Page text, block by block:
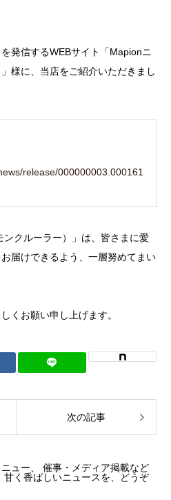
発信するWEBサイト「Mapionニ
様に、当店をご紹介いただきまし
release/000000003.000161
クルーラー）」は、皆さまに愛
届けできるよう、一層努めてまい
くお願い申し上げます。
次の記事
ュー、 催事・メディア掲載など
く香ばしいニュースを、どうぞ